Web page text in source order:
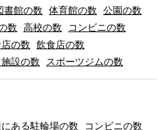
書館の数 体育館の数
公園の数
数 高校の数
コンビニの数
の数
飲食店の数
設の数 スポーツジムの数
ある駐輪場の数
コンビニの数